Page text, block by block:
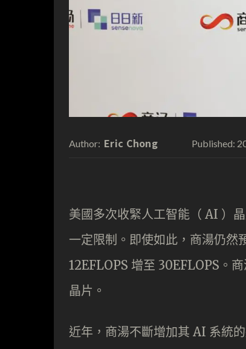
Author: Eric Chong Published:
美國多次收緊人工智能（ AI ）
一定限制。即使如此，商湯仍然
12EFLOPS 增至 30EFLOPS。
晶片。
近年，商湯不斷增加其 AI 系統